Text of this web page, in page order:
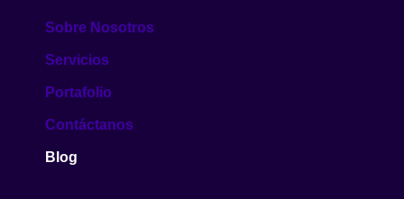
Sobre Nosotros
Servicios
Portafolio
Contáctanos
Blog